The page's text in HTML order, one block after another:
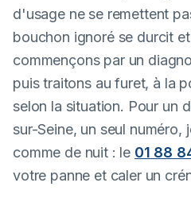
d'usage ne se remettent
bouchon ignoré se durcit
commençons par un
puis traitons au furet, à la
selon la situation. Pour un
sur-Seine, un seul numéro,
comme de nuit : le 01 88
votre panne et caler un